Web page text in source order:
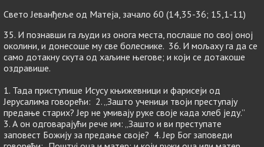
Свето Јеванђеље од Матеја, зачало 60 (14,35-36; 15,1-11)
35. И познавши га људи из онога места, послаше по свој оној
околини, и донесоше му све болеснике. 36. И мољаху га да се
само дотакну скута од хаљине његове; и који се дотакоше
оздравише.
1. Тада приступише Исусу књижевници и фарисеји од
Јерусалима говорећи: 2. „Зашто ученици твоји преступају
предање старих? Јер не умивају руке своје када хлеб једу.”
3. А он одговарајући рече им: „Зашто и ви преступате
заповест Божију за предање своје? 4. Јер Бог заповеди